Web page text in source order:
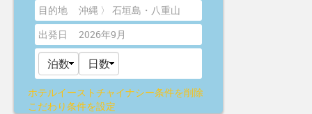
目的地
沖縄 〉 石垣島・八重山
出発日
2026年9月
ホテルイーストチャイナシー条件を削除
こだわり条件を設定